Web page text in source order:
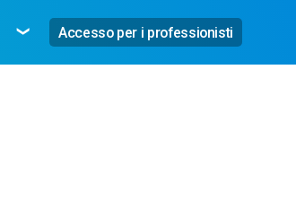
Accesso per i professionisti